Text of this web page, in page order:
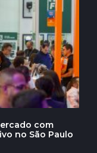
com
no São Paulo